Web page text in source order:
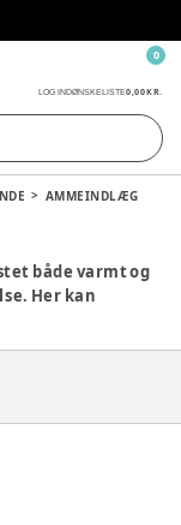
LOG INDØNSKELISTE0,00 KR.
0
AMMEINDLÆG
både varmt og
Her kan
typer
netop til dig